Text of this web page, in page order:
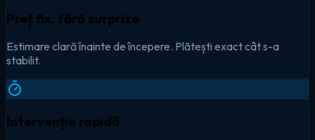
Preț fix, fără surprize
Estimare clară înainte de începere. Plătești exact cât s-a
stabilit.
Intervenție rapidă